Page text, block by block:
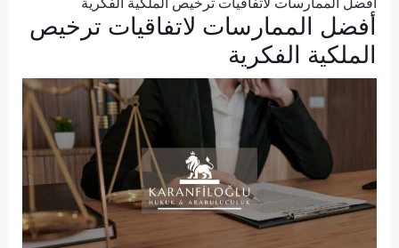
أفضل الممارسات لاتفاقيات ترخيص
الملكية الفكرية